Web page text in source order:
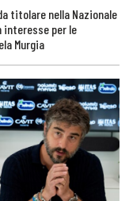
titolare nella Nazionale
interesse per le
Murgia